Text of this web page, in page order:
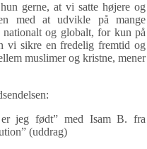
gerne, at vi satte højere og
med at udvikle på mange
nationalt og globalt, for kun på
vi sikre en fredelig fremtid og
muslimer og kristne, mener
jeg født” med Isam B. fra
(uddrag)